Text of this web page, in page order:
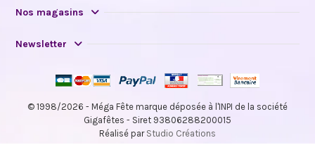
Nos magasins
Newsletter
© 1998/2026 - Méga Fête marque déposée à l'INPI de la société
Gigafêtes - Siret 93806288200015
Réalisé par Studio Créations